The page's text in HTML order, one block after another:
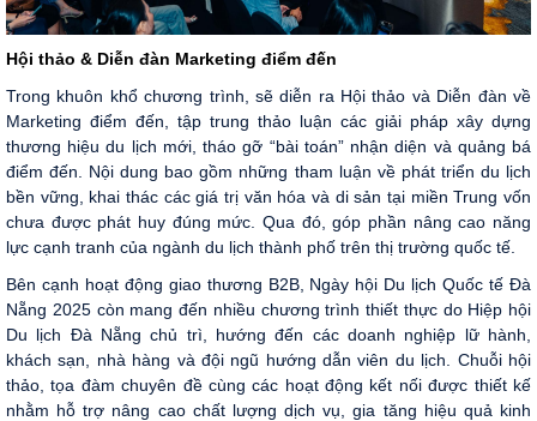
Hội thảo & Diễn đàn Marketing điểm đến
Trong khuôn khổ chương trình, sẽ diễn ra Hội thảo và Diễn đàn về
Marketing điểm đến, tập trung thảo luận các giải pháp xây dựng
thương hiệu du lịch mới, tháo gỡ “bài toán” nhận diện và quảng bá
điểm đến. Nội dung bao gồm những tham luận về phát triển du lịch
bền vững, khai thác các giá trị văn hóa và di sản tại miền Trung vốn
chưa được phát huy đúng mức. Qua đó, góp phần nâng cao năng
lực cạnh tranh của ngành du lịch thành phố trên thị trường quốc tế.
Bên cạnh hoạt động giao thương B2B, Ngày hội Du lịch Quốc tế Đà
Nẵng 2025 còn mang đến nhiều chương trình thiết thực do Hiệp hội
Du lịch Đà Nẵng chủ trì, hướng đến các doanh nghiệp lữ hành,
khách sạn, nhà hàng và đội ngũ hướng dẫn viên du lịch. Chuỗi hội
thảo, tọa đàm chuyên đề cùng các hoạt động kết nối được thiết kế
nhằm hỗ trợ nâng cao chất lượng dịch vụ, gia tăng hiệu quả kinh